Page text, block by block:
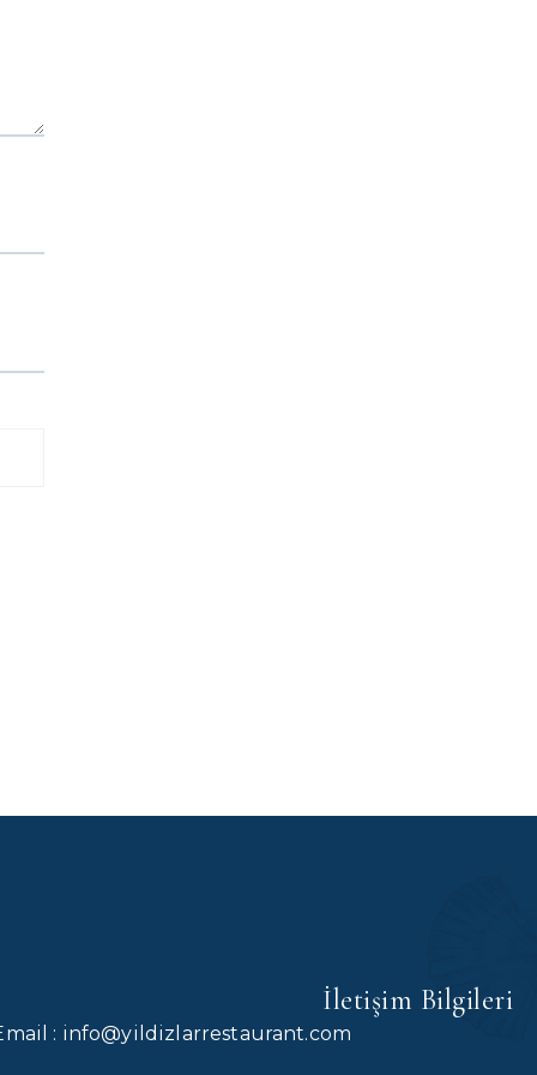
İletişim Bilgileri
: info@yildizlarrestaurant.com